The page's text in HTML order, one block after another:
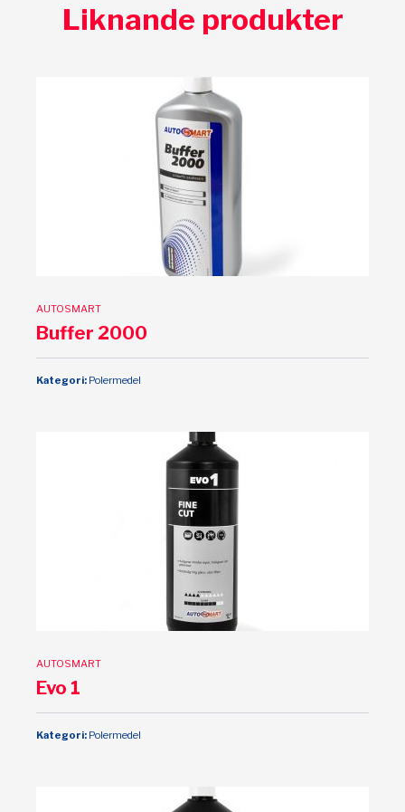
Liknande produkter
AUTOSMART
Buffer 2000
Kategori: Polermedel
AUTOSMART
Evo 1
Kategori: Polermedel